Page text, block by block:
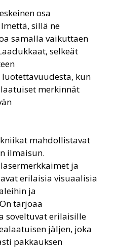
osa
sillä ne
samalla vaikuttaen
selkeät
kun
merkinnät
mahdollistavat
ilmaisun.
ja
erilaisia visuaalisia
ja
tarjoaa
soveltuvat erilaisille
jäljen, joka
pakkauksen